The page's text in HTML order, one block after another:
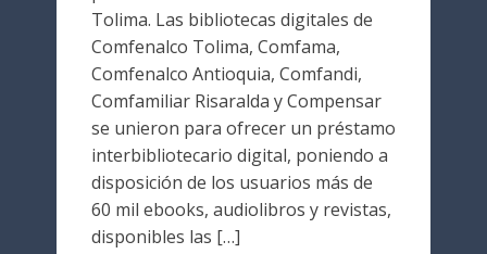
Tolima. Las bibliotecas digitales de
Comfenalco Tolima, Comfama,
Comfenalco Antioquia, Comfandi,
Comfamiliar Risaralda y Compensar
se unieron para ofrecer un préstamo
interbibliotecario digital, poniendo a
disposición de los usuarios más de
60 mil ebooks, audiolibros y revistas,
disponibles las […]